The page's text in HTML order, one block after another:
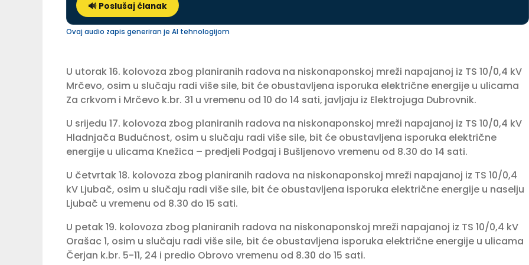
🔊 Poslušaj članak
Ovaj audio zapis generiran je AI tehnologijom
U utorak 16. kolovoza zbog planiranih radova na niskonaponskoj mreži napajanoj iz TS 10/0,4 kV
Mrčevo, osim u slučaju radi više sile, bit će obustavljena isporuka električne energije u ulicama
Za crkvom i Mrčevo k.br. 31 u vremenu od 10 do 14 sati, javljaju iz Elektrojuga Dubrovnik.
U srijedu 17. kolovoza zbog planiranih radova na niskonaponskoj mreži napajanoj iz TS 10/0,4 kV
Hladnjača Budućnost, osim u slučaju radi više sile, bit će obustavljena isporuka električne
energije u ulicama Knežica – predjeli Podgaj i Bušljenovo vremenu od 8.30 do 14 sati.
U četvrtak 18. kolovoza zbog planiranih radova na niskonaponskoj mreži napajanoj iz TS 10/0,4
kV Ljubač, osim u slučaju radi više sile, bit će obustavljena isporuka električne energije u naselju
Ljubač u vremenu od 8.30 do 15 sati.
U petak 19. kolovoza zbog planiranih radova na niskonaponskoj mreži napajanoj iz TS 10/0,4 kV
Orašac 1, osim u slučaju radi više sile, bit će obustavljena isporuka električne energije u ulicama
Čerjan k.br. 5-11, 24 i predio Obrovo vremenu od 8.30 do 15 sati.